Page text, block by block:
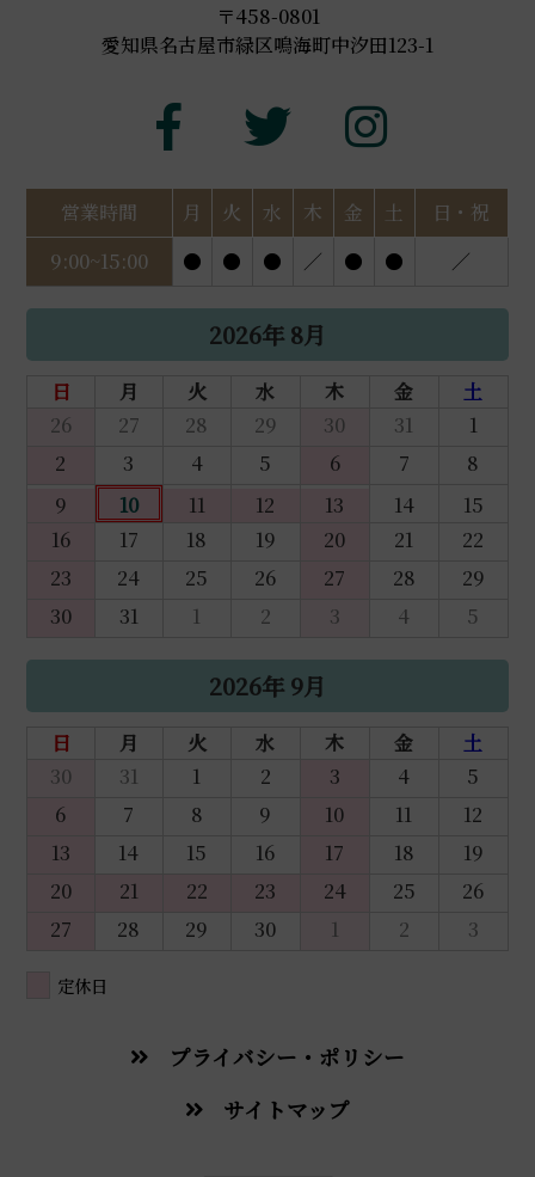
〒458-0801
愛知県名古屋市緑区鳴海町中汐田123-1
営業時間 月 火 水 木 金 土
日・祝
9:00~15:00
● ● ● ／ ● ● ／
2026年 8月
日 月 火 水 木 金
土
26
27 28 29 30 31
1
2
3 4 5 6 7
8
9
10 11 12 13 14
15
16
17 18 19 20 21
22
23
24 25 26 27 28
29
30
31 1 2 3 4 5
2026年 9月
日 月 火 水 木 金
土
30
31 1 2 3 4
5
6
7 8 9 10 11
12
13
14 15 16 17 18
19
20
21 22 23 24 25
26
27
28 29 30 1 2 3
定休日
プライバシー・ポリシー
サイトマップ